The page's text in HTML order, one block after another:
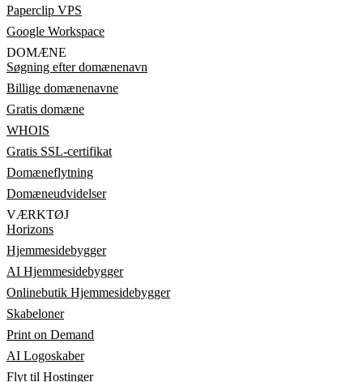
Paperclip VPS
Google Workspace
DOMÆNE
Søgning efter domænenavn
Billige domænenavne
Gratis domæne
WHOIS
Gratis SSL-certifikat
Domæneflytning
Domæneudvidelser
VÆRKTØJ
Horizons
Hjemmesidebygger
AI Hjemmesidebygger
Onlinebutik Hjemmesidebygger
Skabeloner
Print on Demand
AI Logoskaber
Flyt til Hostinger